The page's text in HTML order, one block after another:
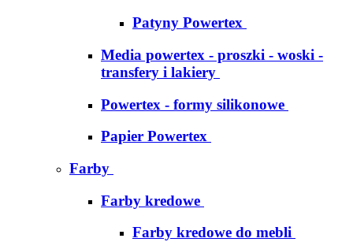
Patyny Powertex
Media powertex - proszki - woski -
transfery i lakiery
Powertex - formy silikonowe
Papier Powertex
Farby
Farby kredowe
Farby kredowe do mebli